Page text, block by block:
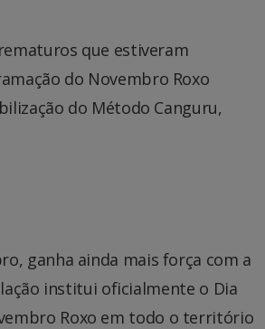
que estiveram
do Novembro Roxo
do Método Canguru,
ganha ainda mais força com a
institui oficialmente o Dia
Roxo em todo o território